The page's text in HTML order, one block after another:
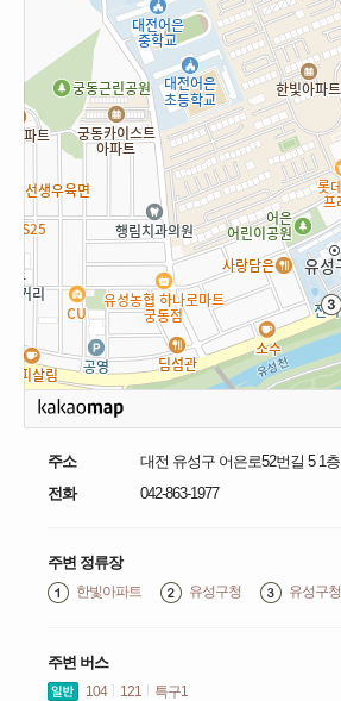
주소
대전 유성구 어은로52번길 5 1층
전화
042-863-1977
주변 정류장
한빛아파트 유성구청 유성구청
주변 버스
104 121
특구1